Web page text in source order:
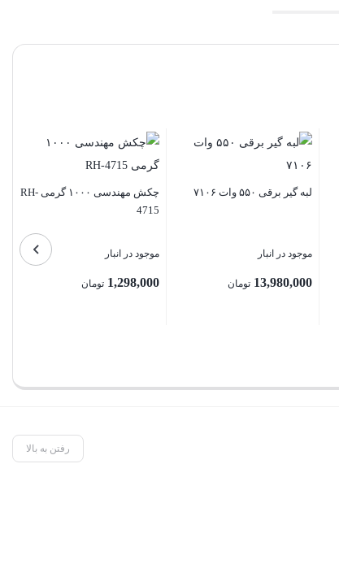
لبه گیر برقی ۵۵۰ وات ۷۱۰۶
موجود در انبار
13,980,000 تومان
چکش مهندسی ۱۰۰۰ گرمی RH-
4715
موجود در انبار
1,298,000 تومان
رفتن به بالا